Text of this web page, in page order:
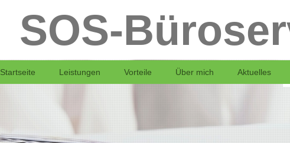
SOS-
Startseite Leistungen Vorteile Über mich Aktuelles